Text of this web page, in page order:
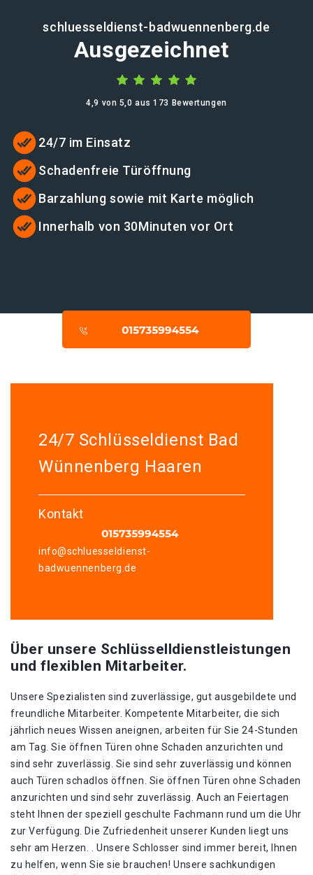
schluesseldienst-badwuennenberg.de
Ausgezeichnet
4,9 von 5,0 aus 173 Bewertungen
24/7 im Einsatz
Schadenfreie Türöffnung
Barzahlung sowie mit Karte möglich
Innerhalb von 30Minuten vor Ort
24/7 Schlüsseldienst Bad
Wünnenberg Haaren
Kontakt
info@schluesseldienst-
badwuennenberg.de
Über unsere Schlüsselldienstleistungen
und flexiblen Mitarbeiter.
Unsere Spezialisten sind zuverlässige, gut ausgebildete und
freundliche Mitarbeiter. Kompetente Mitarbeiter, die sich
jährlich neues Wissen aneignen, arbeiten für Sie 24-Stunden
am Tag. Sie öffnen Türen ohne Schaden anzurichten und
sind sehr zuverlässig. Sie sind sehr zuverlässig und können
auch Türen schadlos öffnen. Sie öffnen Türen ohne Schaden
anzurichten und sind sehr zuverlässig. Auch an Feiertagen
steht Ihnen der speziell geschulte Fachmann rund um die Uhr
zur Verfügung. Die Zufriedenheit unserer Kunden liegt uns
sehr am Herzen. . Unsere Schlosser sind immer bereit, Ihnen
zu helfen, wenn Sie sie brauchen! Unsere sachkundigen